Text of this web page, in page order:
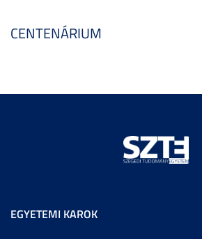
CENTENÁRIUM
EGYETEMI KAROK